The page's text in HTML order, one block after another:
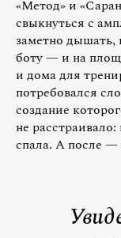
«Метод» и
свыкнуться с
заметно дышать,
боту — и на
и дома для
потребовался
создание
не
спала. А после —